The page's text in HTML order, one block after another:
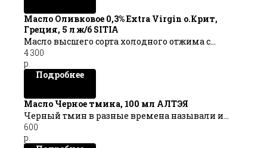
ещё дольше!
Объем, 250мл
Масло Оливковое 0,3% Extra Virgin о.Крит,
Греция, 5 л ж/б SITIA
Масло высшего сорта холодного отжима с
низкой степенью кислотности. Идеально
подходит для салатов и закусок
Оливковое масло Sitia 03 обладает очень низкой
Объем 5 л
4 300
р.
Подробнее
Масло Черное тмина, 100 мл АЛТЭЯ
Черный тмин в разные времена называли и
«золотом фараонов», и «семенем благословения»
в благодарность за его способности повышать
600
р.